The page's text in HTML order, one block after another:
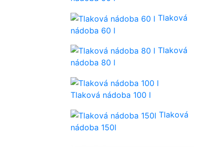
Tlaková
nádoba 60 l
Tlaková
nádoba 80 l
Tlaková nádoba 100 l
Tlaková
nádoba 150l